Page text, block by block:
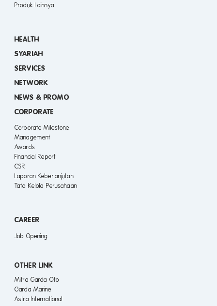
Produk Lainnya
HEALTH
SYARIAH
SERVICES
NETWORK
NEWS & PROMO
CORPORATE
Corporate Milestone
Management
Awards
Financial Report
CSR
Laporan Keberlanjutan
Tata Kelola Perusahaan
CAREER
Job Opening
OTHER LINK
Mitra Garda Oto
Garda Marine
Astra International